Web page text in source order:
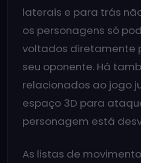
laterais e para trás
os personagens só
voltados diretamente
seu oponente. Há
relacionados ao jogo
espaço 3D para
personagem está
As listas de